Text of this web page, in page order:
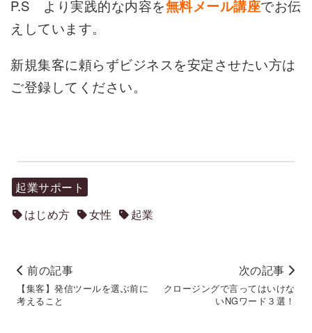
P.S より実践的な内容を無料メール講座でお伝
えしています。
新規集客に頼らずビジネスを安定させたい方は
ご登録してください。
起業サポート
はじめ方
女性 起業
前の記事
【集客】発信ツールを選ぶ前に
考えること
次の記事
クロージングで言ってはいけな
いNGワード３選！